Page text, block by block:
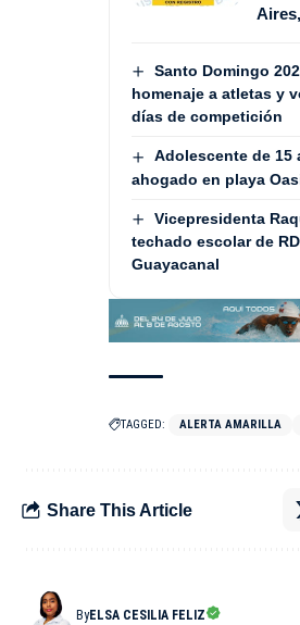
Santo Domingo
homenaje a atletas y
días de competición
Adolescente de 15
ahogado en playa
Vicepresidenta
techado escolar de
Guayacanal
TAGGED: ALERTA AMARILLA
Share This Article
ByELSA CESILIA FELIZ